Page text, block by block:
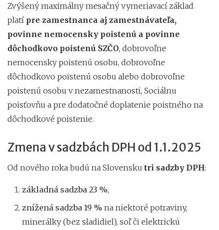
Zvýšený maximálny mesačný vymeriavací základ
platí pre zamestnanca aj zamestnávateľa,
povinne nemocensky poistenú a povinne
dôchodkovo poistenú SZČO, dobrovoľne
nemocensky poistenú osobu, dobrovoľne
dôchodkovo poistenú osobu alebo dobrovoľne
poistenú osobu v nezamestnanosti, Sociálnu
poisťovňu a pre dodatočné doplatenie poistného na
dôchodkové poistenie.
Zmena v sadzbách DPH od 1.1.2025
Od nového roka budú na Slovensku tri sadzby DPH:
základná sadzba 23 %,
znížená sadzba 19 % na niektoré potraviny,
minerálky (bez sladidiel), soľ či elektrickú